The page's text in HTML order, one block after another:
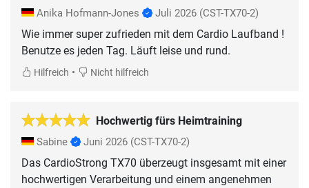
Anika Hofmann-Jones Juli 2026 (CST-TX70-2)
Wie immer super zufrieden mit dem Cardio Laufband !
Benutze es jeden Tag. Läuft leise und rund.
Hilfreich • Nicht hilfreich
Hochwertig fürs Heimtraining
Sabine Juni 2026 (CST-TX70-2)
Das CardioStrong TX70 überzeugt insgesamt mit einer
hochwertigen Verarbeitung und einem angenehmen